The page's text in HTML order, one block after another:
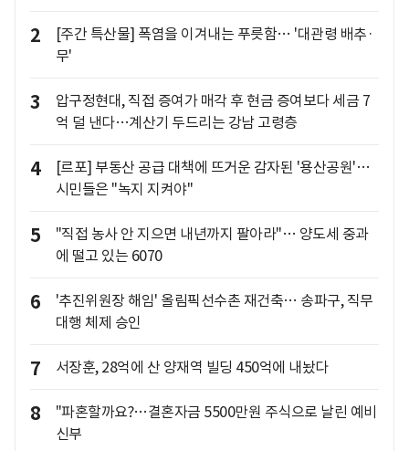
2
[주간 특산물] 폭염을 이겨내는 푸릇함… '대관령 배추·
무'
3
압구정현대, 직접 증여가 매각 후 현금 증여보다 세금 7
억 덜 낸다…계산기 두드리는 강남 고령층
4
[르포] 부동산 공급 대책에 뜨거운 감자된 '용산공원'…
시민들은 "녹지 지켜야"
5
"직접 농사 안 지으면 내년까지 팔아라"… 양도세 중과
에 떨고 있는 6070
6
'추진위원장 해임' 올림픽선수촌 재건축… 송파구, 직무
대행 체제 승인
7 서장훈, 28억에 산 양재역 빌딩 450억에 내놨다
8
"파혼할까요?…결혼자금 5500만원 주식으로 날린 예비
신부